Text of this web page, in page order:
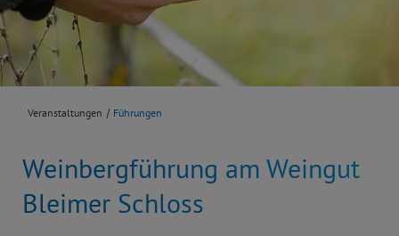
Veranstaltungen Führungen
Weinbergführung am Weingut
Bleimer Schloss